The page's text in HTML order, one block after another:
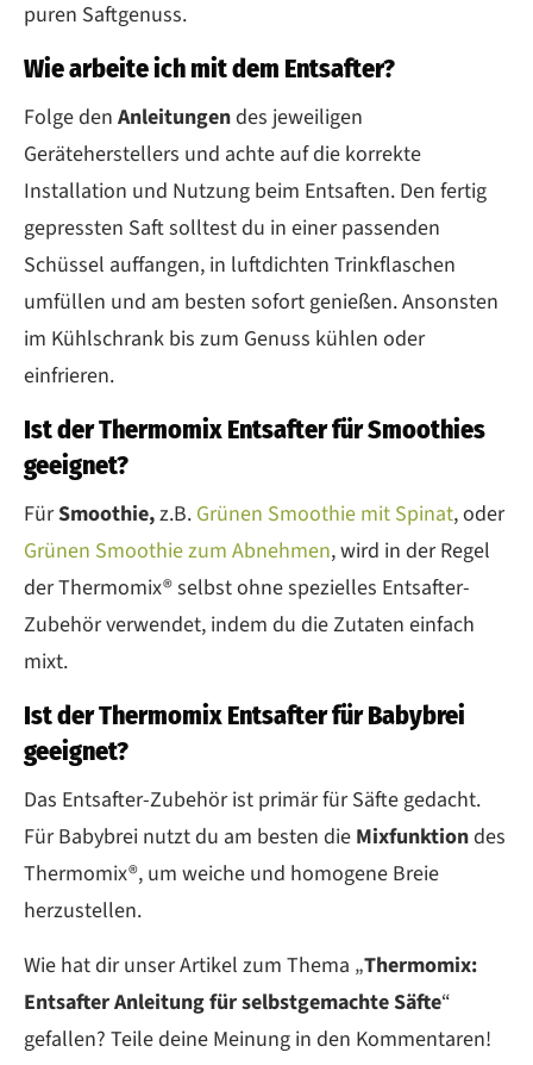
puren Saftgenuss.
Wie arbeite ich mit dem Entsafter?
Folge den Anleitungendes jeweiligen
Geräteherstellers und achte auf die korrekte
Installation und Nutzung beim Entsaften. Den fertig
gepressten Saft solltest du in einer passenden
Schüssel auffangen, in luftdichten Trinkflaschen
umfüllen und am besten sofort genießen. Ansonsten
im Kühlschrank bis zum Genuss kühlen oder
einfrieren.
Ist der Thermomix Entsafter für Smoothies
geeignet?
FürSmoothie,z.B. Grünen Smoothie mit Spinat, oder
Grünen Smoothie zum Abnehmen, wird in der Regel
der Thermomix® selbst ohne spezielles Entsafter-
Zubehör verwendet, indem du die Zutaten einfach
mixt.
Ist der Thermomix Entsafter für Babybrei
geeignet?
Das Entsafter-Zubehör ist primär für Säfte gedacht.
Für Babybrei nutzt du am besten die Mixfunktiondes
Thermomix®, um weiche und homogene Breie
herzustellen.
Wie hat dir unser Artikel zum Thema „Thermomix:
Entsafter Anleitung für selbstgemachte Säfte“
gefallen? Teile deine Meinung in den Kommentaren!